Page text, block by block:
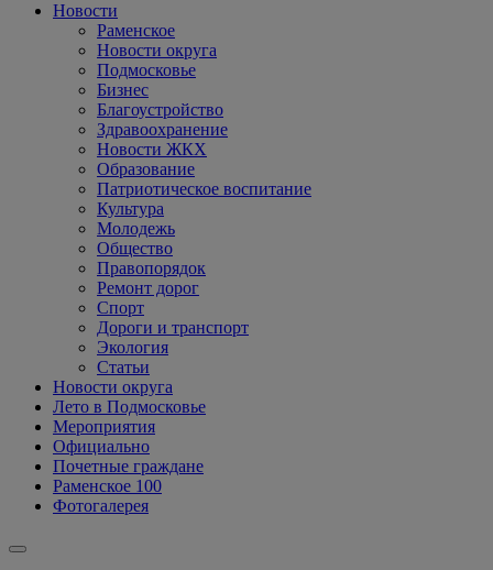
Новости
Раменское
Новости округа
Подмосковье
Бизнес
Благоустройство
Здравоохранение
Новости ЖКХ
Образование
Патриотическое воспитание
Культура
Молодежь
Общество
Правопорядок
Ремонт дорог
Спорт
Дороги и транспорт
Экология
Статьи
Новости округа
Лето в Подмосковье
Мероприятия
Официально
Почетные граждане
Раменское 100
Фотогалерея